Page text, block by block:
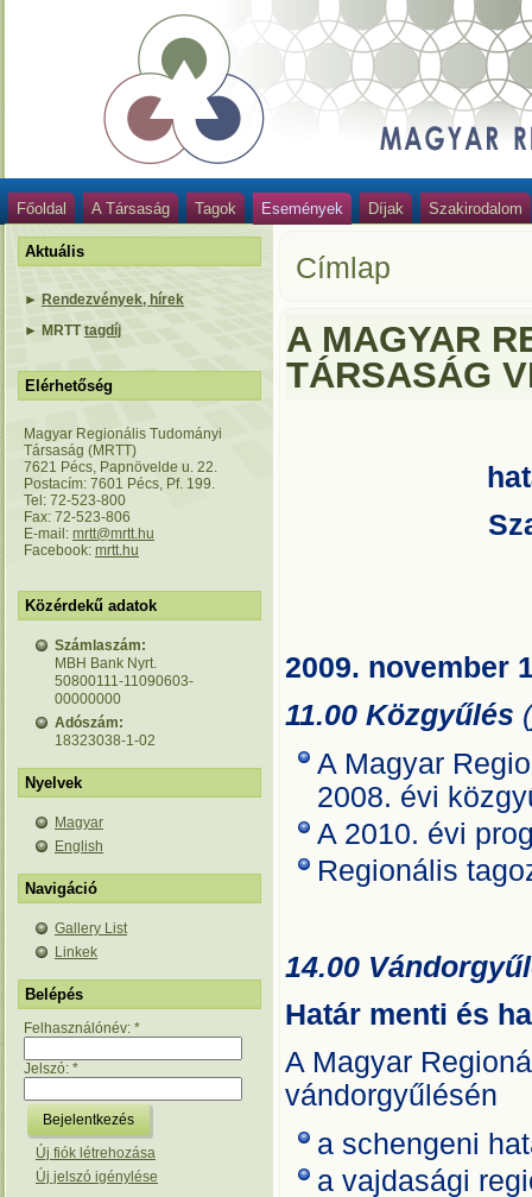
Főoldal A Társaság Tagok Események Díjak Szakirodalom
Aktuális
► Rendezvények, hírek
► MRTTtagdíj
Elérhetőség
Magyar Regionális Tudományi
Társaság (MRTT)
7621 Pécs, Papnövelde u. 22.
Postacím: 7601 Pécs, Pf. 199.
Tel: 72-523-800
Fax: 72-523-806
E-mail: mrtt@mrtt.hu
Facebook: mrtt.hu
Közérdekű adatok
Számlaszám:
MBH Bank Nyrt.
50800111-11090603-
00000000
Adószám:
18323038-1-02
Nyelvek
Magyar
English
Navigáció
Gallery List
Linkek
Belépés
Felhasználónév: *
Jelszó: *
Új fiók létrehozása
Új jelszó igénylése
Címlap
A MAGYAR
TÁRSASÁG
2009. november
11.00 Közgyűlés
A Magyar
2008. évi
A 2010. évi
Regionális
14.00
Határ menti és
A Magyar
vándorgyűlésén
a schengeni
a vajdasági